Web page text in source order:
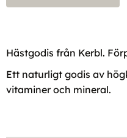
Hästgodis från Kerbl.
Ett naturligt godis av
vitaminer och mineral.